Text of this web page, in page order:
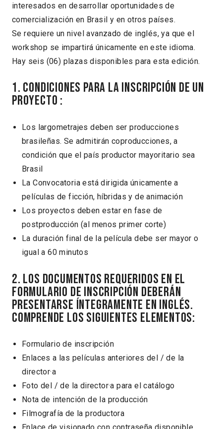
interesados en desarrollar oportunidades de
comercialización en Brasil y en otros países.
Se requiere un nivel avanzado de inglés, ya que el
workshop se impartirá únicamente en este idioma.
Hay seis (06) plazas disponibles para esta edición.
1. Condiciones para la inscripción de un
proyecto :
Los largometrajes deben ser producciones
brasileñas. Se admitirán coproducciones, a
condición que el país productor mayoritario sea
Brasil
La Convocatoria está dirigida únicamente a
películas de ficción, híbridas y de animación
Los proyectos deben estar en fase de
postproducción (al menos primer corte)
La duración final de la película debe ser mayor o
igual a 60 minutos
2. Los documentos requeridos en el
formulario de inscripción deberán
presentarse íntegramente en inglés.
Comprende los siguientes elementos:
Formulario de inscripción
Enlaces a las películas anteriores del / de la
director·a
Foto del / de la director·a para el catálogo
Nota de intención de la producción
Filmografía de la productora